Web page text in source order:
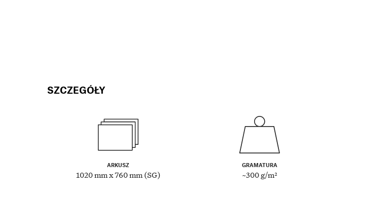
SZCZEGÓŁY
ARKUSZ
1020 mm x 760 mm (SG)
GRAMATURA
~300 g/m²